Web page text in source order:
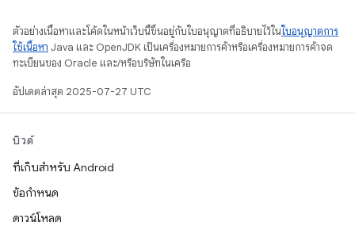
ตัวอย่างเนื้อหาและโค้ดในหน้าเว็บนี้ขึ้นอยู่กับใบอนุญาตที่อธิบายไว้ในใบอนุญาตการ
ใช้เนื้อหา Java และ OpenJDK เป็นเครื่องหมายการค้าหรือเครื่องหมายการค้าจด
ทะเบียนของ Oracle และ/หรือบริษัทในเครือ
อัปเดตล่าสุด 2025-07-27 UTC
บิวด์
ที่เก็บสำหรับ Android
ข้อกำหนด
ดาวน์โหลด